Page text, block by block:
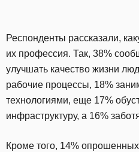
Респонденты рассказали,
их профессия. Так, 38%
улучшать качество жизни
рабочие процессы, 18%
технологиями, еще 17%
инфраструктуру, а 16%
Кроме того, 14%